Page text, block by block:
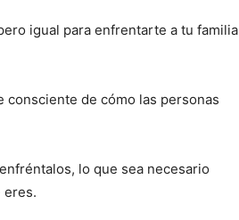
igual para enfrentarte a tu familia
consciente de cómo las personas
lo que sea necesario
eres.